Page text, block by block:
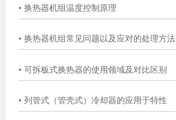
• 换热器机组温度控制原理
• 换热器机组常见问题以及应对的处理方法
• 可拆板式换热器的使用领域及对比区别
• 列管式（管壳式）冷却器的应用于特性